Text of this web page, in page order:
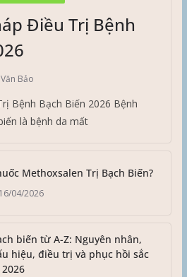
Điều Trị Bệnh
Bảo
Bệnh Bạch Biến 2026 Bệnh
là bệnh da mất
Methoxsalen Trị Bạch Biến?
16/04/2026
biến từ A-Z: Nguyên nhân,
hiệu, điều trị và phục hồi sắc